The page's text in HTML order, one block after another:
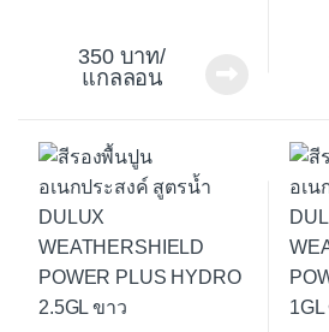
350
/
แกลลอน